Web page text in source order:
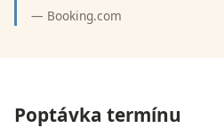
— Booking.com
Poptávka termínu